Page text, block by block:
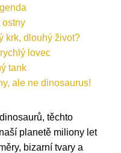
ostny
krk, dlouhý život?
lovec
tank
ale ne dinosaurus!
těchto
planetě miliony let
bizarní tvary a